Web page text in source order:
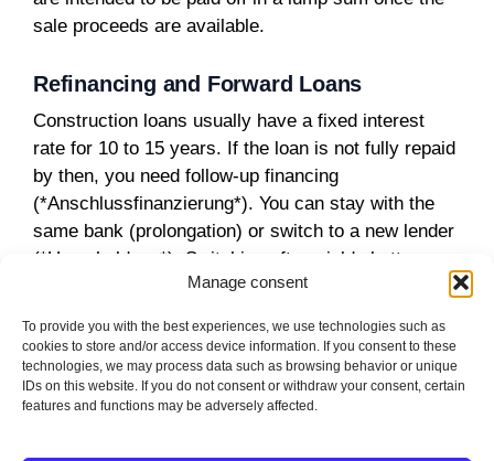
Manage consent
To provide you with the best experiences, we use technologies such as
cookies to store and/or access device information. If you consent to these
technologies, we may process data such as browsing behavior or unique
IDs on this website. If you do not consent or withdraw your consent, certain
features and functions may be adversely affected.
sale proceeds are available.
Refinancing and Forward Loans
Construction loans usually have a fixed interest
rate for 10 to 15 years. If the loan is not fully repaid
by then, you need follow-up financing
(*Anschlussfinanzierung*). You can stay with the
same bank (prolongation) or switch to a new lender
(*Umschuldung*). Switching often yields better
rates but involves notary fees for transferring the
If current interest rates are low but your fixed term
ends in 1 to 5 years, you can secure a „Forward